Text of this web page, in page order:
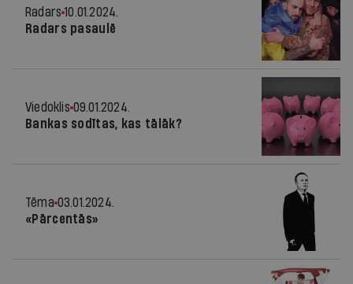
Radars 10.01.2024.
Radars pasaulē
Viedoklis 09.01.2024.
Bankas sodītas, kas tālāk?
Tēma 03.01.2024.
«Pārcentās»